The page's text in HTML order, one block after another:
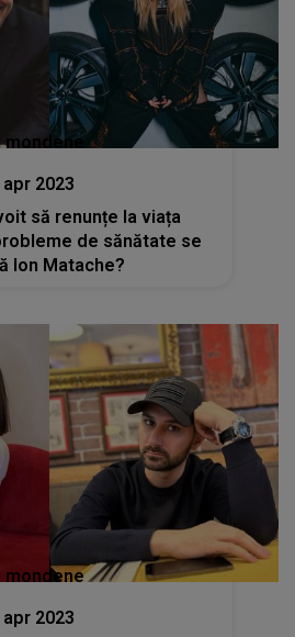
mondene
apr 2023
să renunțe la viața
de sănătate se
Ion Matache?
mondene
apr 2023